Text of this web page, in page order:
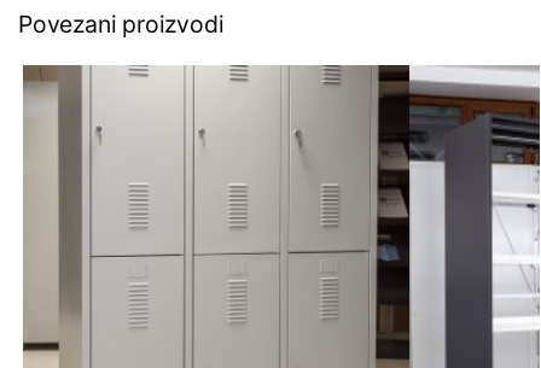
Povezani proizvodi